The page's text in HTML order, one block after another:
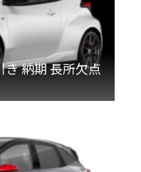
き 納期 長所欠点